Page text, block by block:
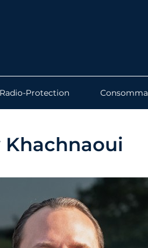
Radio-Protection
Khachnaoui